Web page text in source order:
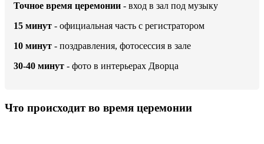
Точное время церемонии - вход в зал под музыку
15 минут - официальная часть с регистратором
10 минут - поздравления, фотосессия в зале
30-40 минут - фото в интерьерах Дворца
Что происходит во время церемонии